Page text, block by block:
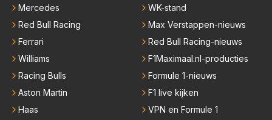
Mercedes
Red Bull Racing
Ferrari
Williams
Racing Bulls
Aston Martin
Haas
WK-stand
Max Verstappen-nieuws
Red Bull Racing-nieuws
F1Maximaal.nl-producties
Formule 1-nieuws
F1 live kijken
VPN en Formule 1